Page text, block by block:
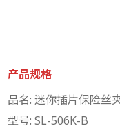
产品规格
品名: 迷你插片保险丝
型号: SL-506K-B